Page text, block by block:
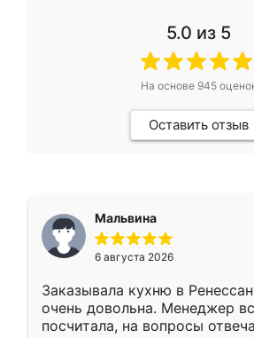
5.0 из 5
На основе 945
Оставить отзыв
Мальвина
6 августа 2026
Заказывала кухню в
очень довольна. Менеджер
посчитала, на вопросы